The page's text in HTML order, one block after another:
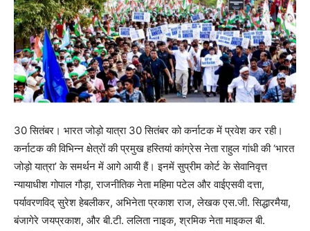
30 सितंबर। भारत जोड़ो यात्रा 30 सितंबर को कर्नाटक में प्रवेश कर रही।
कर्नाटक की विभिन्न क्षेत्रों की प्रमुख हस्तियां कांग्रेस नेता राहुल गांधी की ‘भारत
जोड़ो यात्रा’ के समर्थन में आगे आयी हैं। इनमें सुप्रीम कोर्ट के सेवानिवृत्त
न्यायाधीश गोपाल गौड़ा, राजनीतिक नेता महिमा पटेल और वाईएसवी दत्ता,
पर्यावरणविद् सुरेश हेबलीकर, अभिनेता प्रकाश राज, लेखक एस.जी. सिद्धारमैया,
बंजागेरे जयप्रकाश, और बी.टी. ललिता नाइक, श्रमिक नेता माइकल बी.